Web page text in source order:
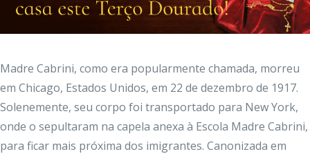
Madre Cabrini, como era popularmente chamada, morreu
em Chicago, Estados Unidos, em 22 de dezembro de 1917.
Solenemente, seu corpo foi transportado para New York,
onde o sepultaram na capela anexa à Escola Madre Cabrini,
para ficar mais próxima dos imigrantes. Canonizada em